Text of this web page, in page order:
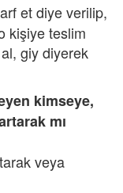
et diye verilip,
kişiye teslim
giy diyerek
kimseye,
mı
veya